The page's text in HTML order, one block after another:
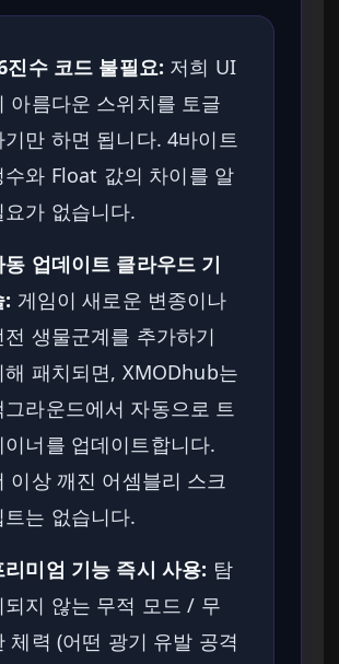
진수 코드 불필요: 저희 UI
아름다운 스위치를 토글
기만 하면 됩니다. 4바이트
수와 Float 값의 차이를 알
요가 없습니다.
동 업데이트 클라우드 기
: 게임이 새로운 변종이나
전 생물군계를 추가하기
해 패치되면, XMODhub는
그라운드에서 자동으로 트
이너를 업데이트합니다.
이상 깨진 어셈블리 스크
트는 없습니다.
리미엄 기능 즉시 사용: 탐
되지 않는 무적 모드 / 무
체력 (어떤 광기 유발 공격